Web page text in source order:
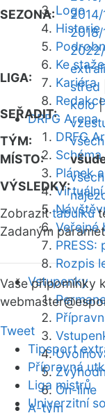
Logo
Historie
Ke
Kariéra
DRFG Arena
DRFG
Plánek
Veřejné
Rozpis
Vstupenky
On-line
A-tým
SEZONA:
2014/
2018/
LIGA:
střed
SEŘADIT:
kolo|
TÝM:
MÍSTO:
VÝSLEDKY:
Zobrazittabulku
Zadaným
Vaše připomínky
webmaster
Tweet
Tipsport
Přípravná
Liga mistrů
Univerzitní